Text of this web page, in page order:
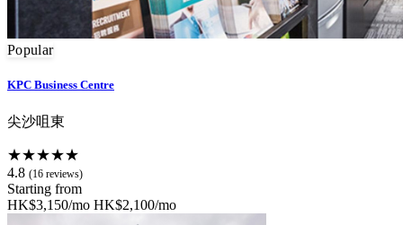
Popular
KPC Business Centre
尖沙咀東
★★★★★
4.8 (16 reviews)
Starting from
HK$3,150/mo HK$2,100/mo